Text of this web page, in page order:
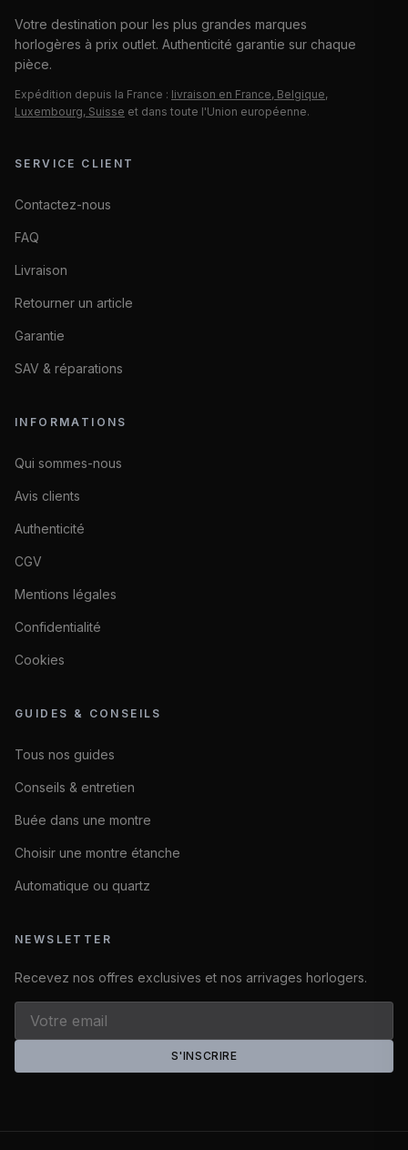
Votre destination pour les plus grandes marques
horlogères à prix outlet. Authenticité garantie sur chaque
pièce.
Expédition depuis la France : livraison en France, Belgique,
Luxembourg, Suisse et dans toute l'Union européenne.
SERVICE CLIENT
Contactez-nous
FAQ
Livraison
Retourner un article
Garantie
SAV & réparations
INFORMATIONS
Qui sommes-nous
Avis clients
Authenticité
CGV
Mentions légales
Confidentialité
Cookies
GUIDES & CONSEILS
Tous nos guides
Conseils & entretien
Buée dans une montre
Choisir une montre étanche
Automatique ou quartz
NEWSLETTER
Recevez nos offres exclusives et nos arrivages horlogers.
S'INSCRIRE